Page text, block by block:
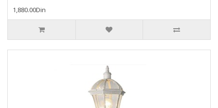
1,880.00Din